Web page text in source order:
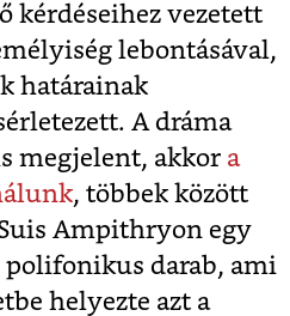
kérdéseihez vezetett
lebontásával,
határainak
A dráma
megjelent, akkor a
, többek között
Ampithryon egy
darab, ami
helyezte azt a